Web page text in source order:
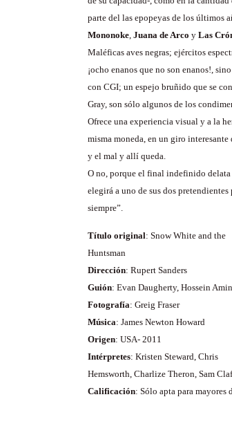
parte del las epopeyas de los últimos
Mononoke, Juana de Arco y Las
Maléficas aves negras; ejércitos
¡ocho enanos que no son enanos!,
con CGI; un espejo bruñido que se
Gray, son sólo algunos de los
Ofrece una experiencia visual y a la
misma moneda, en un giro
y el mal y allí queda.
O no, porque el final indefinido delata
elegirá a uno de sus dos
siempre”.
Título original: Snow White and the
Huntsman
Dirección: Rupert Sanders
Guión: Evan Daugherty, Hossein
Fotografía: Greig Fraser
Música: James Newton Howard
Origen: USA- 2011
Intérpretes: Kristen Steward, Chris
Hemsworth, Charlize Theron, Sam
Calificación: Sólo apta para mayores